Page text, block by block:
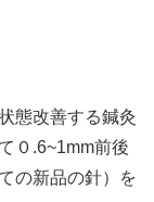
態改善する鍼灸
０.6~1mm前後
の新品の針）を